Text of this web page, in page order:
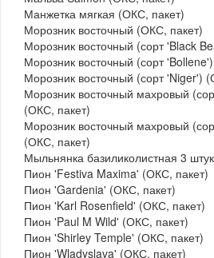
Манжетка мягкая (ОКС, пакет)
Морозник восточный (ОКС, пакет)
Морозник восточный (сорт 'Black
Морозник восточный (сорт
Морозник восточный (сорт 'Niger')
Морозник восточный махровый
(ОКС, пакет)
Морозник восточный махровый
(ОКС, пакет)
Мыльнянка базиликолистная 3
Пион 'Festiva Maxima' (ОКС, пакет)
Пион 'Gardenia' (ОКС, пакет)
Пион 'Karl Rosenfield' (ОКС, пакет)
Пион 'Paul M Wild' (ОКС, пакет)
Пион 'Shirley Temple' (ОКС, пакет)
Пион 'Wladyslava' (ОКС, пакет)